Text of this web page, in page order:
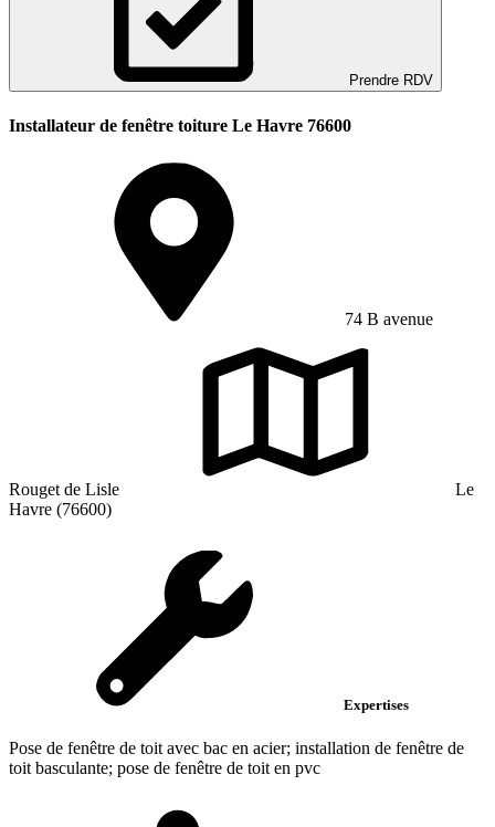
Prendre RDV
Installateur de fenêtre toiture Le Havre 76600
74 B avenue
Rouget de Lisle
Le
Havre (76600)
Expertises
Pose de fenêtre de toit avec bac en acier; installation de fenêtre de
toit basculante; pose de fenêtre de toit en pvc